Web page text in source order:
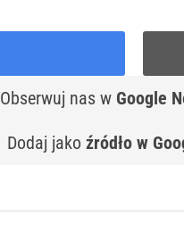
Obserwuj nas w Google
Dodaj jako źródło w